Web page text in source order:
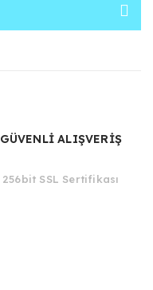
GÜVENLİ ALIŞVERİŞ
256bit SSL Sertifikası